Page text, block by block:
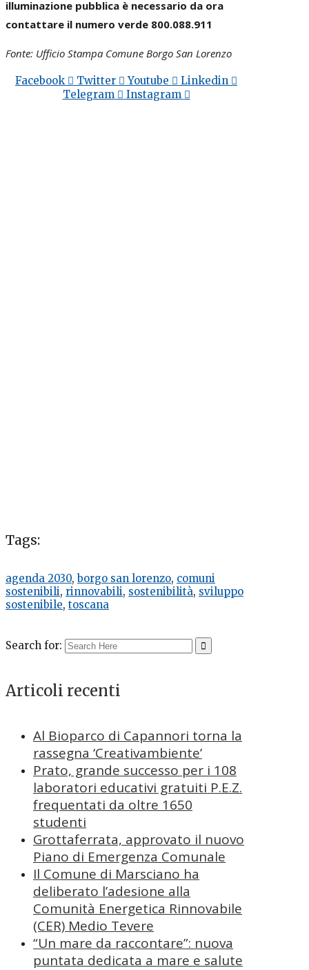
illuminazione pubblica è necessario da ora
contattare il numero verde 800.088.911
Fonte: Ufficio Stampa Comune Borgo San Lorenzo
Facebook Twitter Youtube
Linkedin
Telegram
Instagram
Tags:
agenda 2030, borgo san lorenzo, comuni
sostenibili, rinnovabili, sostenibilità, sviluppo
sostenibile, toscana
Search for:
Articoli recenti
Al Bioparco di Capannori torna la
rassegna ‘Creativambiente’
Prato, grande successo per i 108
laboratori educativi gratuiti P.E.Z.
frequentati da oltre 1650
studenti
Grottaferrata, approvato il nuovo
Piano di Emergenza Comunale
Il Comune di Marsciano ha
deliberato l’adesione alla
Comunità Energetica Rinnovabile
(CER) Medio Tevere
“Un mare da raccontare”: nuova
puntata dedicata a mare e salute